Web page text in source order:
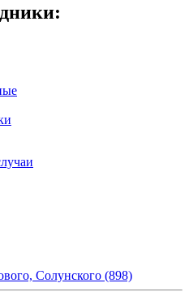
Солунского (898)